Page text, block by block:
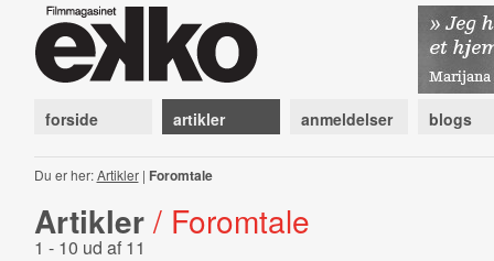
forside artikler anmeldelser blogs
Du er her:Artikler| Foromtale
Artikler / Foromtale
1 - 10 ud af 11